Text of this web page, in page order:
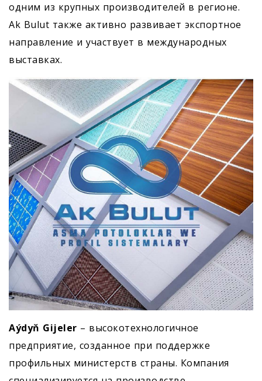
одним из крупных производителей в регионе.
Ak Bulut также активно развивает экспортное
направление и участвует в международных
выставках.
Aýdyň Gijeler – высокотехнологичное
предприятие, созданное при поддержке
профильных министерств страны. Компания